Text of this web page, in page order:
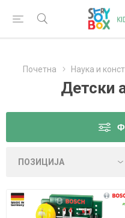
Почетна Наука и
Детски